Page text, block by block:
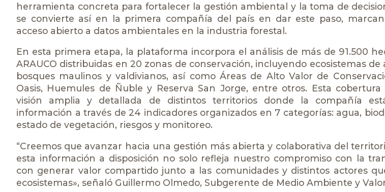
herramienta concreta para fortalecer la gestión ambiental y la toma de
se convierte así en la primera compañía del país en dar este paso,
acceso abierto a datos ambientales en la industria forestal.
En esta primera etapa, la plataforma incorpora el análisis de más de 91.500
ARAUCO distribuidas en 20 zonas de conservación, incluyendo ecosistemas
bosques maulinos y valdivianos, así como Áreas de Alto Valor de
Oasis, Huemules de Ñuble y Reserva San Jorge, entre otros. Esta
visión amplia y detallada de distintos territorios donde la compañía
información a través de 24 indicadores organizados en 7 categorías: agua,
estado de vegetación, riesgos y monitoreo.
“Creemos que avanzar hacia una gestión más abierta y colaborativa del
esta información a disposición no solo refleja nuestro compromiso con la
con generar valor compartido junto a las comunidades y distintos actores
ecosistemas», señaló Guillermo Olmedo, Subgerente de Medio Ambiente y